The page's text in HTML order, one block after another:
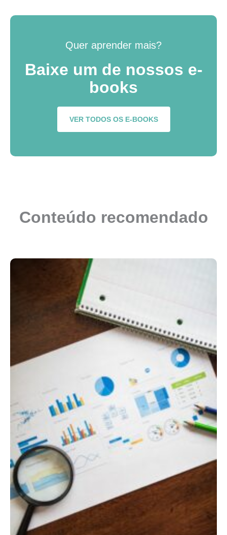
Quer aprender mais?
Baixe um de nossos e-
books
VER TODOS OS E-BOOKS
Conteúdo recomendado